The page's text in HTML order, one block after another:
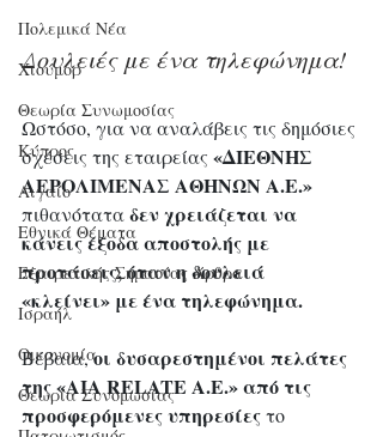
Πολεμικά Νέα
Χιούμορ
Θεωρία Συνωμοσίας
Κύπρος
Αιγαίο
Εθνικά Θέματα
Εξαιρετικής Σημασίας Άρθρα
Ισραήλ
Οικονομία
Θεωρία Συνομωσίας
Δουλειές με ένα τηλεφώνημα!
Ωστόσο, για να αναλάβεις τις δημόσιες
σχέσεις της εταιρείας «ΔΙΕΘΝΗΣ
ΑΕΡΟΛΙΜΕΝΑΣ ΑΘΗΝΩΝ Α.Ε.»
πιθανότατα δεν χρειάζεται να
κάνεις έξοδα αποστολής με
προτάσεις, όταν η δουλειά
«κλείνει» με ένα τηλεφώνημα.
Βέβαια, οι δυσαρεστημένοι πελάτες
της «AIA RELATE A.E.» από τις
προσφερόμενες υπηρεσίες το